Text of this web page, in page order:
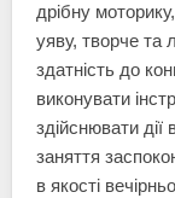
дрібну
уяву, творче та
здатність до
виконувати
здійснювати дії
заняття
в якості